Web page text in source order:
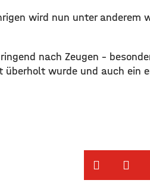
wird nun unter anderem
nach Zeugen –
wurde und auch ein